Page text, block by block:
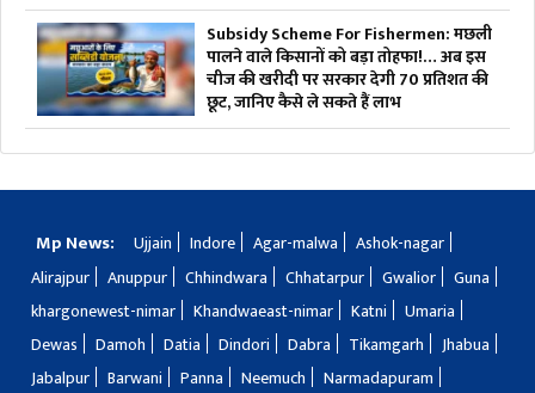
Subsidy Scheme For Fishermen: मछली
पालने वाले किसानों को बड़ा तोहफा!… अब इस
चीज की खरीदी पर सरकार देगी 70 प्रतिशत की
छूट, जानिए कैसे ले सकते हैं लाभ
Mp News: Ujjain Indore Agar-malwa
Ashok-nagar
Alirajpur
Anuppur Chhindwara Chhatarpur Gwalior
Guna
khargonewest-nimar
Khandwaeast-nimar Katni
Umaria
Dewas
Damoh Datia Dindori Dabra Tikamgarh
Jhabua
Jabalpur
Barwani Panna Neemuch
Narmadapuram